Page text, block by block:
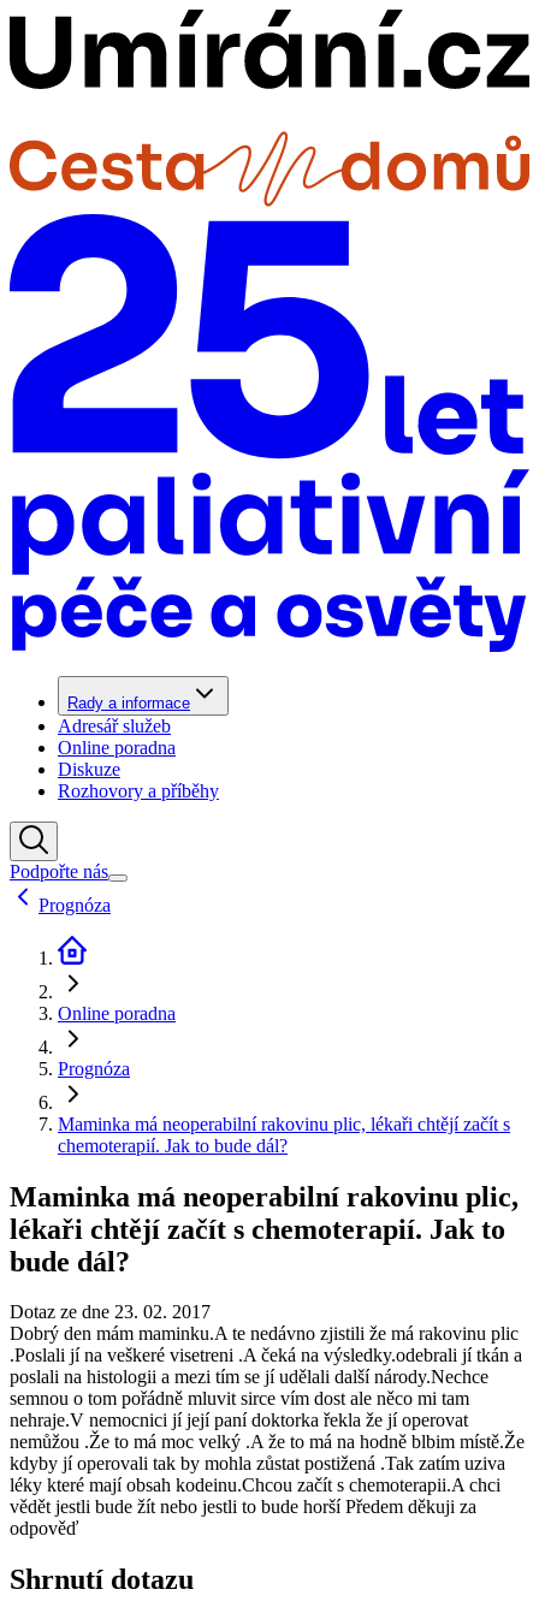
Rady a informace
Adresář služeb
Online poradna
Diskuze
Rozhovory a příběhy
Podpořte nás
Prognóza
Online poradna
Prognóza
Maminka má neoperabilní rakovinu plic, lékaři chtějí začít s
chemoterapií. Jak to bude dál?
Maminka má neoperabilní rakovinu plic,
lékaři chtějí začít s chemoterapií. Jak to
bude dál?
Dotaz ze dne 23. 02. 2017
Dobrý den mám maminku.A te nedávno zjistili že má rakovinu plic
.Poslali jí na veškeré visetreni .A čeká na výsledky.odebrali jí tkán a
poslali na histologii a mezi tím se jí udělali další národy.Nechce
semnou o tom pořádně mluvit sirce vím dost ale něco mi tam
nehraje.V nemocnici jí její paní doktorka řekla že jí operovat
nemůžou .Že to má moc velký .A že to má na hodně blbim místě.Že
kdyby jí operovali tak by mohla zůstat postižená .Tak zatím uziva
léky které mají obsah kodeinu.Chcou začít s chemoterapii.A chci
vědět jestli bude žít nebo jestli to bude horší Předem děkuji za
odpověď
Shrnutí dotazu